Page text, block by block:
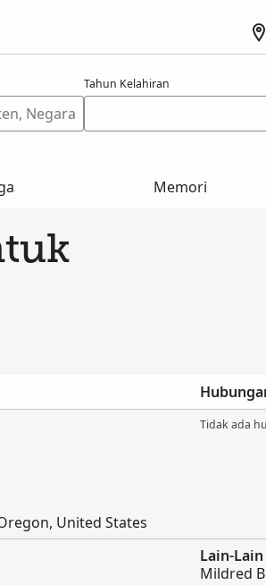
Tahun Kelahiran
Memori
United States
Tidak ada
Lain-Lain
Mildred